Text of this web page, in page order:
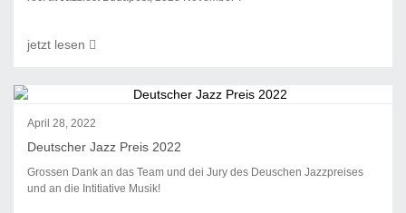
jetzt lesen
April 28, 2022
Deutscher Jazz Preis 2022
Grossen Dank an das Team und dei Jury des Deuschen Jazzpreises
und an die Intitiative Musik!